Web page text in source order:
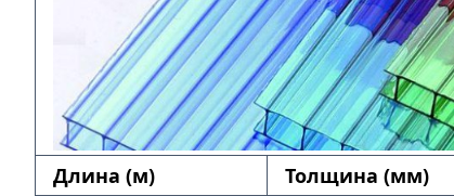
Длина (м) Толщина (мм)